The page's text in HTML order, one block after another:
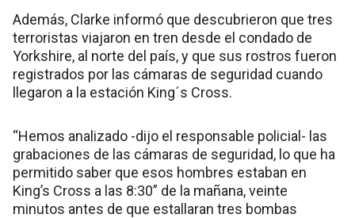
Además, Clarke informó que descubrieron que tres
terroristas viajaron en tren desde el condado de
Yorkshire, al norte del país, y que sus rostros fueron
registrados por las cámaras de seguridad cuando
llegaron a la estación King´s Cross.
“Hemos analizado -dijo el responsable policial- las
grabaciones de las cámaras de seguridad, lo que ha
permitido saber que esos hombres estaban en
King’s Cross a las 8:30” de la mañana, veinte
minutos antes de que estallaran tres bombas